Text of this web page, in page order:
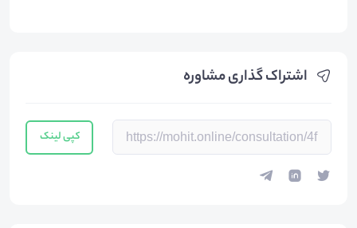
اشتراک گذاری مشاوره
کپی لینک